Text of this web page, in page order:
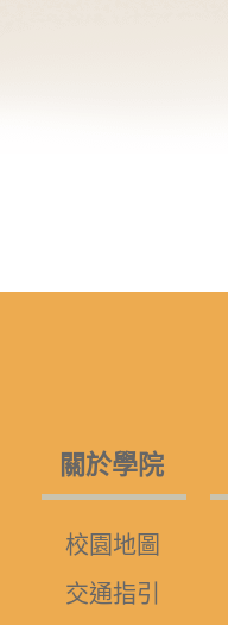
關於學院
校園地圖
交通指引